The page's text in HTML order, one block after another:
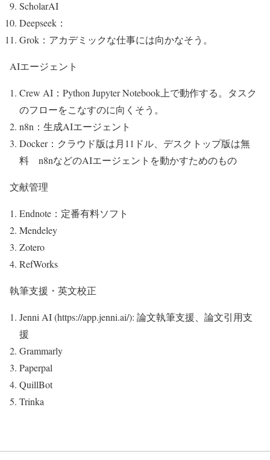
ScholarAI
Deepseek：
Grok：アカデミックな仕事には向かなそう。
AIエージェント
Crew AI：Python Jupyter Notebook上で動作する。タスク
のフローをこなすのに向くそう。
n8n：生成AIエージェント
Docker：クラウド版は月11ドル、デスクトップ版は無
料 n8nなどのAIエージェントを動かすためのもの
文献管理
Endnote：定番有料ソフト
Mendeley
Zotero
RefWorks
執筆支援・英文校正
Jenni AI (https://app.jenni.ai/): 論文執筆支援、論文引用支
援
Grammarly
Paperpal
QuillBot
Trinka